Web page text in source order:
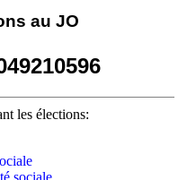
au JO
les élections:
sociale